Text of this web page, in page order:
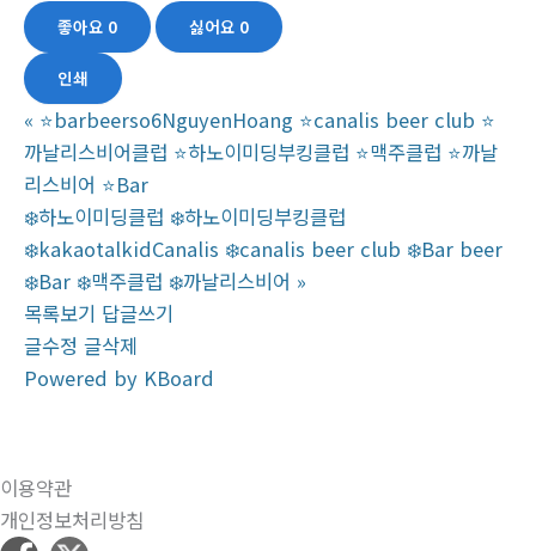
좋아요 0 싫어요 0
인쇄
« ⭐️barbeerso6NguyenHoang ⭐️canalis beer club ⭐️
까날리스비어클럽 ⭐️하노이미딩부킹클럽 ⭐️맥주클럽 ⭐️까날
리스비어 ⭐️Bar
❄️하노이미딩클럽 ❄️하노이미딩부킹클럽
❄️kakaotalkidCanalis ❄️canalis beer club ❄️Bar beer
❄️Bar ❄️맥주클럽 ❄️까날리스비어 »
목록보기 답글쓰기
글수정 글삭제
Powered by KBoard
이용약관
개인정보처리방침